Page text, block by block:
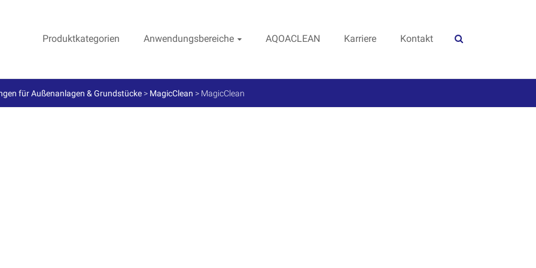
Produktkategorien Anwendungsbereiche AQOACLEAN Karriere Kontakt
für Außenanlagen & Grundstücke > MagicClean > MagicClean